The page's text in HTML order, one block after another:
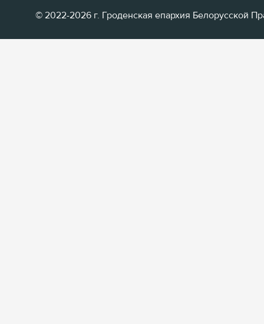
© 2022-2026 г. Гроденская епархия Белорусской